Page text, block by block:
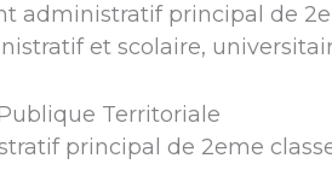
administratif principal de
et scolaire,
Territoriale
principal de 2eme